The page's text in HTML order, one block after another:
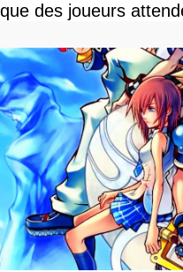
que des joueurs